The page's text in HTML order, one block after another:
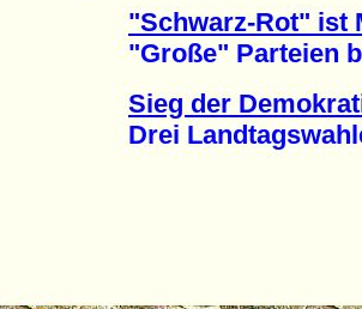
"Schwarz-Rot" ist
"Große" Parteien
Sieg der
Drei